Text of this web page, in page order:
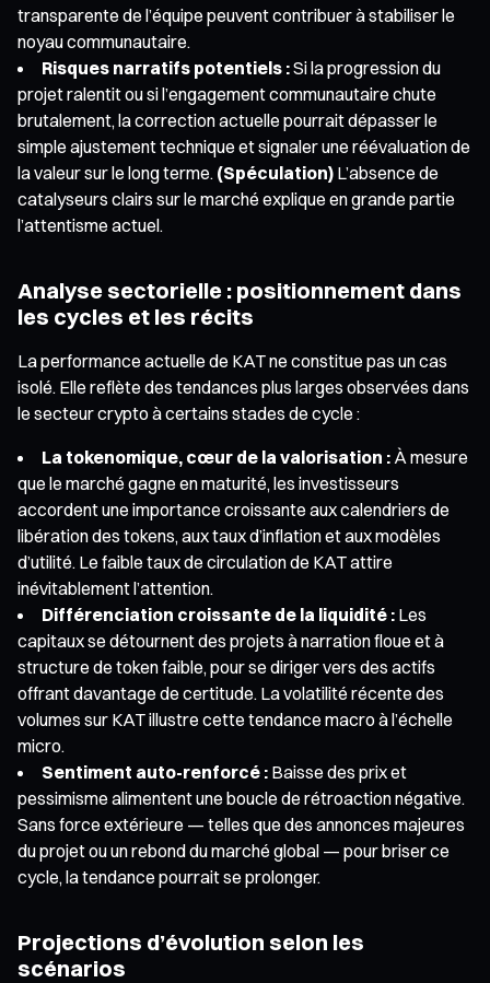
transparente de l’équipe peuvent contribuer à stabiliser le
noyau communautaire.
Risques narratifs potentiels :Si la progression du
projet ralentit ou si l’engagement communautaire chute
brutalement, la correction actuelle pourrait dépasser le
simple ajustement technique et signaler une réévaluation de
la valeur sur le long terme. (Spéculation) L’absence de
catalyseurs clairs sur le marché explique en grande partie
l’attentisme actuel.
Analyse sectorielle : positionnement dans
les cycles et les récits
La performance actuelle de KAT ne constitue pas un cas
isolé. Elle reflète des tendances plus larges observées dans
le secteur crypto à certains stades de cycle :
La tokenomique, cœur de la valorisation : À mesure
que le marché gagne en maturité, les investisseurs
accordent une importance croissante aux calendriers de
libération des tokens, aux taux d’inflation et aux modèles
d’utilité. Le faible taux de circulation de KAT attire
inévitablement l’attention.
Différenciation croissante de la liquidité : Les
capitaux se détournent des projets à narration floue et à
structure de token faible, pour se diriger vers des actifs
offrant davantage de certitude. La volatilité récente des
volumes sur KAT illustre cette tendance macro à l’échelle
micro.
Sentiment auto-renforcé : Baisse des prix et
pessimisme alimentent une boucle de rétroaction négative.
Sans force extérieure — telles que des annonces majeures
du projet ou un rebond du marché global — pour briser ce
cycle, la tendance pourrait se prolonger.
Projections d’évolution selon les
scénarios